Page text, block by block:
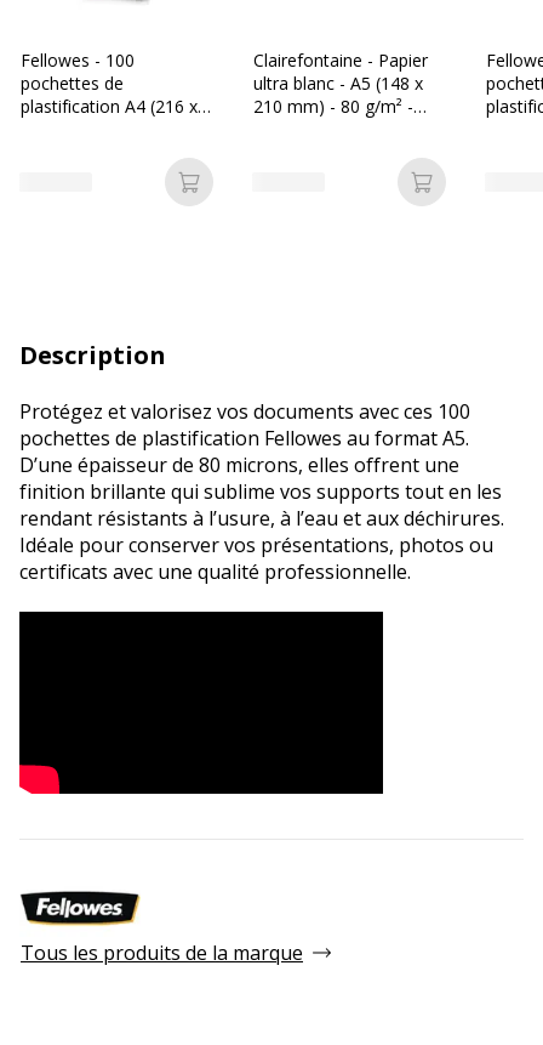
Fellowes - 100
pochettes de
plastification A4 (216 x
Ajouter au panier
Clairefontaine - Papier
ultra blanc - A5 (148 x
210 mm) - 80 g/m² -
Ajouter au
Description
Protégez et valorisez vos documents avec ces 100
pochettes de plastification Fellowes au format A5.
D’une épaisseur de 80 microns, elles offrent une
finition brillante qui sublime vos supports tout en les
rendant résistants à l’usure, à l’eau et aux déchirures.
Idéale pour conserver vos présentations, photos ou
certificats avec une qualité professionnelle.
Tous les produits de la marque